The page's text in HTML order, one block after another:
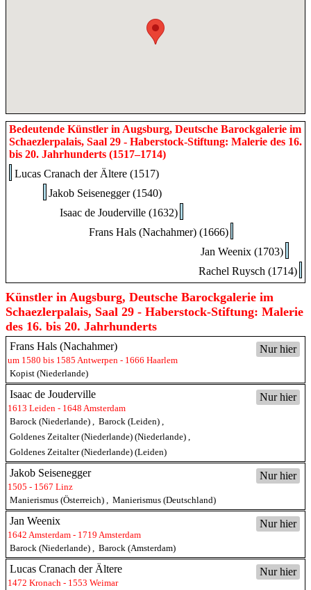
Bedeutende Künstler in Augsburg, Deutsche Barockgalerie im
Schaezlerpalais, Saal 29 - Haberstock-Stiftung: Malerie des 16.
bis 20. Jahrhunderts (1517–1714)
Lucas Cranach der Ältere (1517)
Jakob Seisenegger (1540)
Isaac de Jouderville (1632)
Frans Hals (Nachahmer) (1666)
Jan Weenix (1703)
Rachel Ruysch (1714)
Künstler in Augsburg, Deutsche Barockgalerie im
Schaezlerpalais, Saal 29 - Haberstock-Stiftung: Malerie
des 16. bis 20. Jahrhunderts
Nur hier
Frans Hals (Nachahmer)
um 1580 bis 1585 Antwerpen - 1666 Haarlem
Kopist (Niederlande)
Nur hier
Isaac de Jouderville
1613 Leiden - 1648 Amsterdam
Barock (Niederlande) , Barock (Leiden) ,
Goldenes Zeitalter (Niederlande) (Niederlande) ,
Goldenes Zeitalter (Niederlande) (Leiden)
Nur hier
Jakob Seisenegger
1505 - 1567 Linz
Manierismus (Österreich) , Manierismus (Deutschland)
Nur hier
Jan Weenix
1642 Amsterdam - 1719 Amsterdam
Barock (Niederlande) , Barock (Amsterdam)
Nur hier
Lucas Cranach der Ältere
1472 Kronach - 1553 Weimar